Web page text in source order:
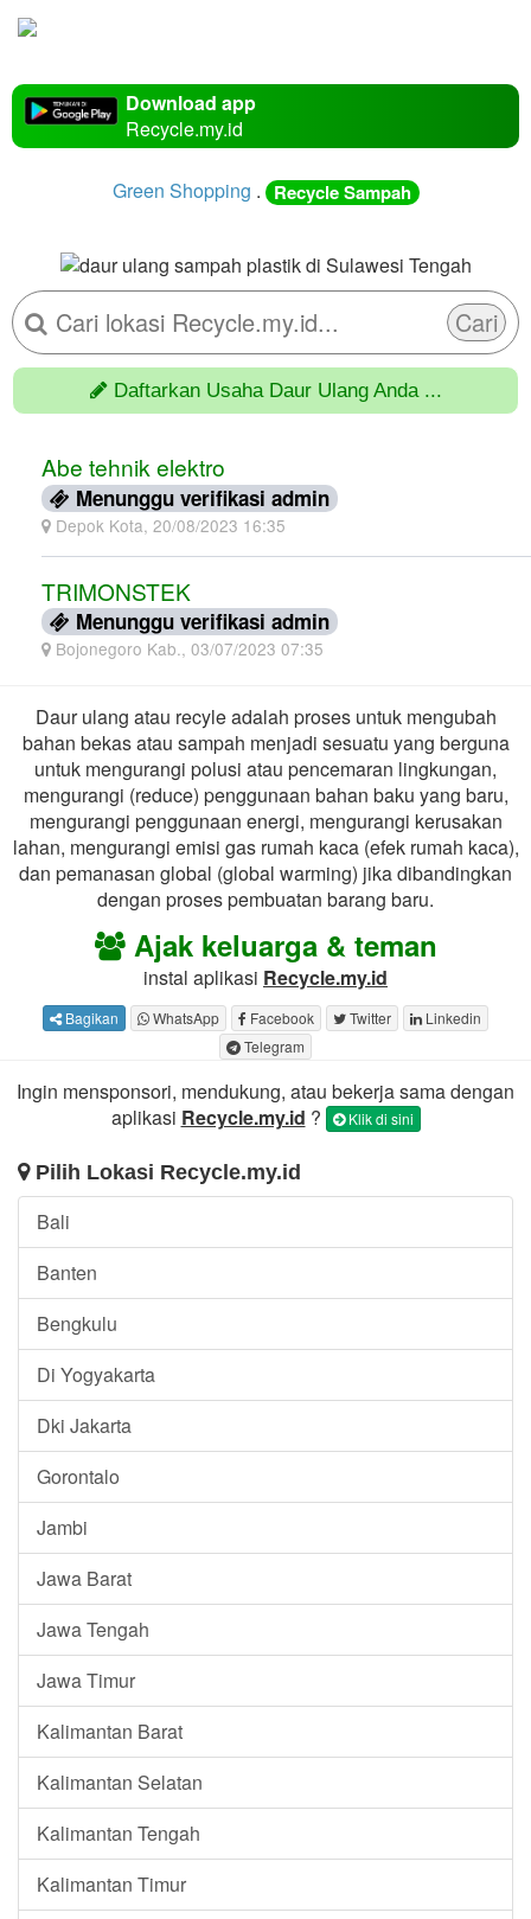
Download app
Recycle.my.id
Green Shopping . Recycle Sampah
Cari
Daftarkan Usaha Daur Ulang Anda ...
Abe tehnik elektro
Menunggu verifikasi admin
Depok Kota, 20/08/2023 16:35
TRIMONSTEK
Menunggu verifikasi admin
Bojonegoro Kab., 03/07/2023 07:35
Daur ulang atau recyle adalah proses untuk mengubah
bahan bekas atau sampah menjadi sesuatu yang berguna
untuk mengurangi polusi atau pencemaran lingkungan,
mengurangi (reduce) penggunaan bahan baku yang baru,
mengurangi penggunaan energi, mengurangi kerusakan
lahan, mengurangi emisi gas rumah kaca (efek rumah kaca),
dan pemanasan global (global warming) jika dibandingkan
dengan proses pembuatan barang baru.
Ajak keluarga & teman
instal aplikasi Recycle.my.id
Bagikan WhatsApp Facebook Twitter
Linkedin
Telegram
Ingin mensponsori, mendukung, atau bekerja sama dengan
aplikasi Recycle.my.id ? Klik di sini
Pilih Lokasi Recycle.my.id
Bali
Banten
Bengkulu
Di Yogyakarta
Dki Jakarta
Gorontalo
Jambi
Jawa Barat
Jawa Tengah
Jawa Timur
Kalimantan Barat
Kalimantan Selatan
Kalimantan Tengah
Kalimantan Timur